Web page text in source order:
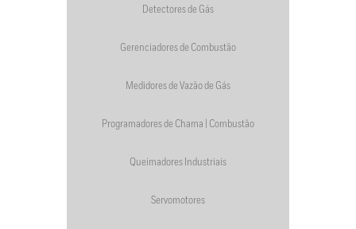
Detectores de Gás
Gerenciadores de Combustão
Medidores de Vazão de Gás
Programadores de Chama | Combustão
Queimadores Industriais
Servomotores